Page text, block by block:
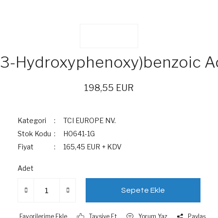
Hydroxyphenoxy)benzoic
198,55 EUR
Kategori
TCI EUROPE NV.
Stok Kodu
H0641-1G
Fiyat
165,45 EUR + KDV
Adet
Sepete Ekle
Tavsiye Et Yorum Yaz Paylaş